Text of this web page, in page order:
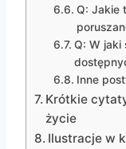
Q: Jakie
Q: W jaki
Inne
Krótkie
życie
Ilustracje w